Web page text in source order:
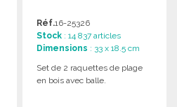
Réf.16-25326
Stock : 14 837 articles
Dimensions : 33 x 18.5 cm
Set de 2 raquettes de plage
en bois avec balle.